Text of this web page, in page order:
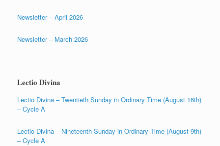
Newsletter – April 2026
Newsletter – March 2026
Lectio Divina
Lectio Divina – Twentieth Sunday in Ordinary Time (August 16th)
– Cycle A
Lectio Divina – Nineteenth Sunday in Ordinary Time (August 9th)
– Cycle A